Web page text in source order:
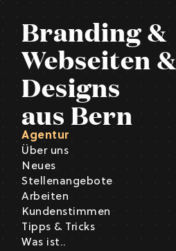
Branding &
Webseiten &
Designs
aus Bern
Agentur
Über uns
Neues
Stellenangebote
Arbeiten
Kundenstimmen
Tipps & Tricks
Was ist..